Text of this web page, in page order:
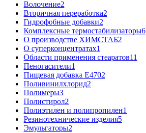
Волочение2
Вторичная переработка2
Гидрофобные добавки2
Комплексные термостабилизаторы6
О производстве ХИМСТАБ2
О суперконцентратах1
Области применения стеаратов11
Пеногасители1
Пищевая добавка Е4702
Поливинилхлорид2
Полимеры3
Полистирол2
Полиэтилен и полипропилен1
Резинотехнические изделия5
Эмульгаторы2